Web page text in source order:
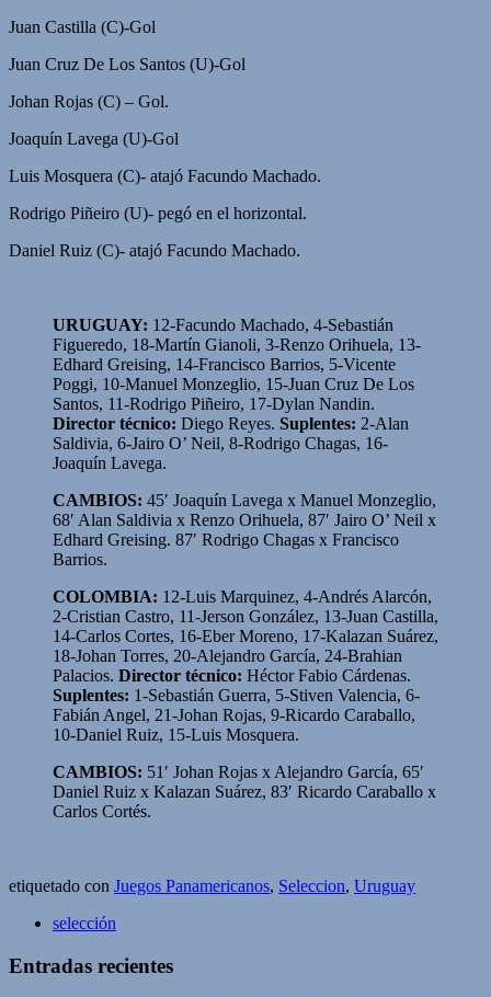
Juan Castilla (C)-Gol
Juan Cruz De Los Santos (U)-Gol
Johan Rojas (C) – Gol.
Joaquín Lavega (U)-Gol
Luis Mosquera (C)- atajó Facundo Machado.
Rodrigo Piñeiro (U)- pegó en el horizontal.
Daniel Ruiz (C)- atajó Facundo Machado.
URUGUAY: 12-Facundo Machado, 4-Sebastián
Figueredo, 18-Martín Gianoli, 3-Renzo Orihuela, 13-
Edhard Greising, 14-Francisco Barrios, 5-Vicente
Poggi, 10-Manuel Monzeglio, 15-Juan Cruz De Los
Santos, 11-Rodrigo Piñeiro, 17-Dylan Nandin.
Director técnico: Diego Reyes. Suplentes: 2-Alan
Saldivia, 6-Jairo O’ Neil, 8-Rodrigo Chagas, 16-
Joaquín Lavega.
CAMBIOS: 45′ Joaquín Lavega x Manuel Monzeglio,
68′ Alan Saldivia x Renzo Orihuela, 87′ Jairo O’ Neil x
Edhard Greising. 87′ Rodrigo Chagas x Francisco
Barrios.
COLOMBIA: 12-Luis Marquinez, 4-Andrés Alarcón,
2-Cristian Castro, 11-Jerson González, 13-Juan Castilla,
14-Carlos Cortes, 16-Eber Moreno, 17-Kalazan Suárez,
18-Johan Torres, 20-Alejandro García, 24-Brahian
Palacios. Director técnico: Héctor Fabio Cárdenas.
Suplentes: 1-Sebastián Guerra, 5-Stiven Valencia, 6-
Fabián Angel, 21-Johan Rojas, 9-Ricardo Caraballo,
10-Daniel Ruiz, 15-Luis Mosquera.
CAMBIOS: 51′ Johan Rojas x Alejandro García, 65′
Daniel Ruiz x Kalazan Suárez, 83′ Ricardo Caraballo x
Carlos Cortés.
etiquetado con Juegos Panamericanos, Seleccion, Uruguay
selección
Entradas recientes